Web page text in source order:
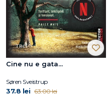
Cine nu e gata...
Søren Sveistrup
37.8 lei 63.00 lei